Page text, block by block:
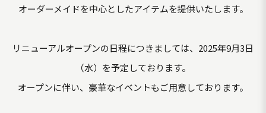
オーダーメイドを中心としたアイテムを提供いたします。
リニューアルオープンの日程につきましては、2025年9月3日
（水）を予定しております。
オープンに伴い、豪華なイベントもご用意しております。